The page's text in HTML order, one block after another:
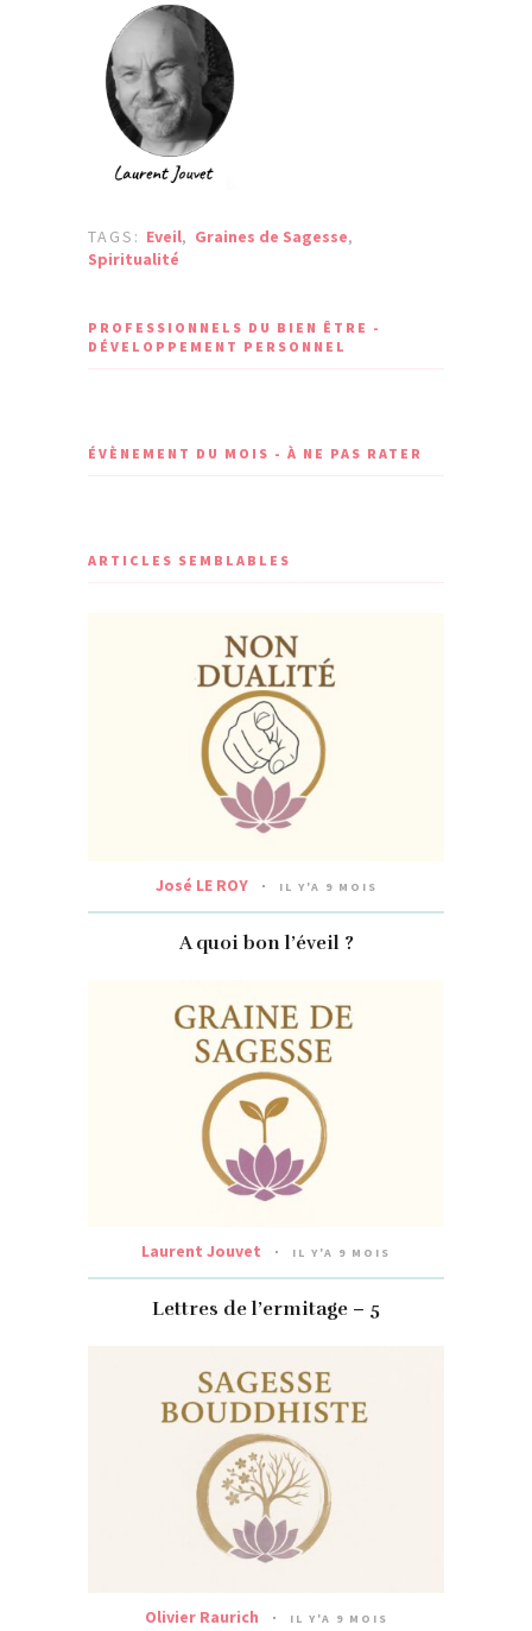
TAGS: Eveil, Graines de Sagesse,
Spiritualité
PROFESSIONNELS DU BIEN ÊTRE -
DÉVELOPPEMENT PERSONNEL
ÉVÈNEMENT DU MOIS - À NE PAS RATER
ARTICLES SEMBLABLES
José LE ROY IL Y'A 9 MOIS
A quoi bon l’éveil ?
Laurent Jouvet IL Y'A 9 MOIS
Lettres de l’ermitage – 5
Olivier Raurich IL Y'A 9 MOIS